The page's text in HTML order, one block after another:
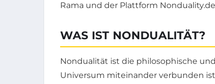
Rama und der Plattform
WAS IST NONDUALITÄT?
Nondualität ist die philosophische
Universum miteinander verbunden